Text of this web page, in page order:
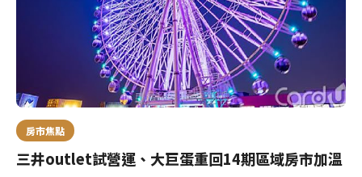
房市焦點
三井outlet試營運、大巨蛋重回14期區域房市加溫